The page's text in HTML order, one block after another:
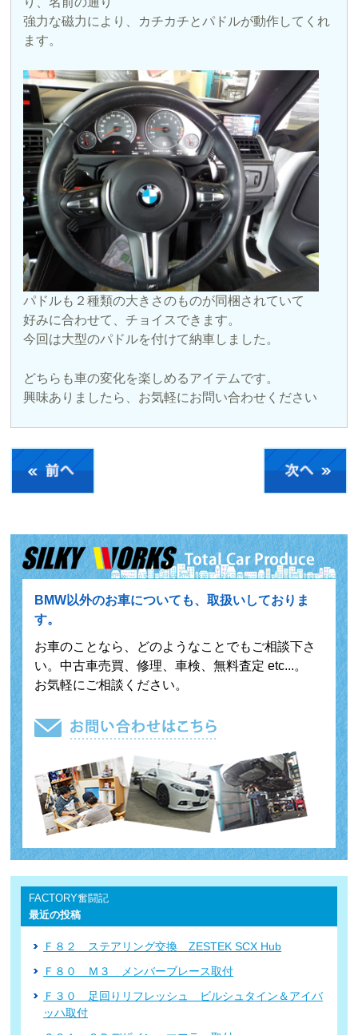
強力な磁力により、カチカチとパドルが動作してくれ
ます。
パドルも２種類の大きさのものが同梱されていて
好みに合わせて、チョイスできます。
今回は大型のパドルを付けて納車しました。
どちらも車の変化を楽しめるアイテムです。
興味ありましたら、お気軽にお問い合わせください
BMW以外のお車についても、取扱いしておりま
す。
お車のことなら、どのようなことでもご相談下さ
い。中古車売買、修理、車検、無料査定 etc...。
お気軽にご相談ください。
FACTORY奮闘記
最近の投稿
Ｆ８２ ステアリング交換 ZESTEK SCX Hub
Ｆ８０ Ｍ３ メンバーブレース取付
Ｆ３０ 足回りリフレッシュ ビルシュタイン＆アイバ
ッハ取付